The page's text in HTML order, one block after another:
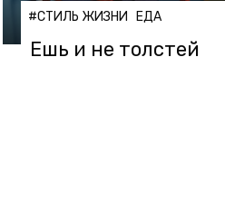
#СТИЛЬ ЖИЗНИ ЕДА
Ешь и не толстей